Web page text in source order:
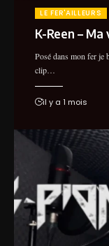
LE FER'AILLEURS
K-Reen –
Posé dans mon fer je
clip…
il y a 1 mois